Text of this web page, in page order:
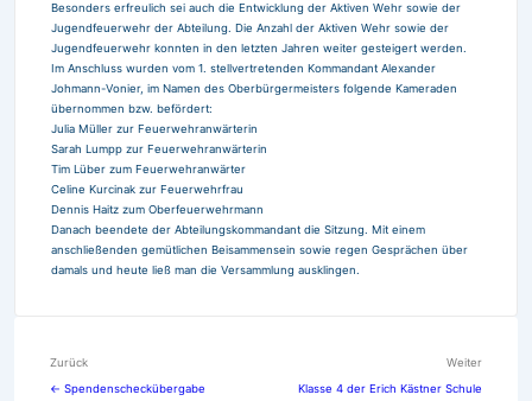
Besonders erfreulich sei auch die Entwicklung der Aktiven Wehr sowie der
Jugendfeuerwehr der Abteilung. Die Anzahl der Aktiven Wehr sowie der
Jugendfeuerwehr konnten in den letzten Jahren weiter gesteigert werden.
Im Anschluss wurden vom 1. stellvertretenden Kommandant Alexander
Johmann-Vonier, im Namen des Oberbürgermeisters folgende Kameraden
übernommen bzw. befördert:
Julia Müller zur Feuerwehranwärterin
Sarah Lumpp zur Feuerwehranwärterin
Tim Lüber zum Feuerwehranwärter
Celine Kurcinak zur Feuerwehrfrau
Dennis Haitz zum Oberfeuerwehrmann
Danach beendete der Abteilungskommandant die Sitzung. Mit einem
anschließenden gemütlichen Beisammensein sowie regen Gesprächen über
damals und heute ließ man die Versammlung ausklingen.
Beitragsnavigation
Zurück
← Spendenscheckübergabe
Weiter
Klasse 4 der Erich Kästner Schule